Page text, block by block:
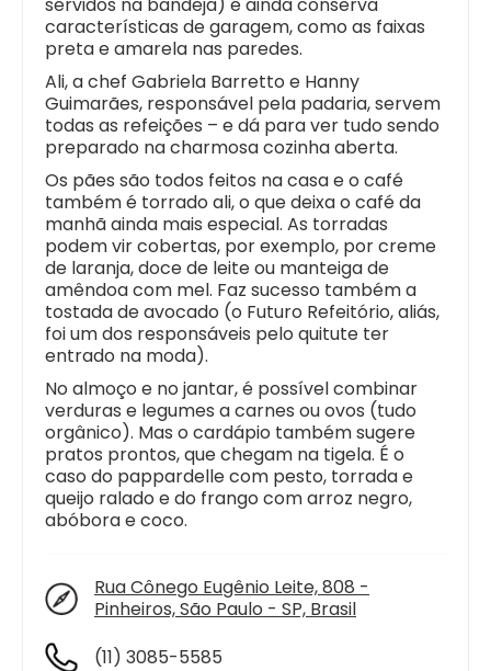
características de garagem, como as faixas
preta e amarela nas paredes.
Ali, a chef Gabriela Barretto e Hanny
Guimarães, responsável pela padaria, servem
todas as refeições – e dá para ver tudo sendo
preparado na charmosa cozinha aberta.
Os pães são todos feitos na casa e o café
também é torrado ali, o que deixa o café da
manhã ainda mais especial. As torradas
podem vir cobertas, por exemplo, por creme
de laranja, doce de leite ou manteiga de
amêndoa com mel. Faz sucesso também a
tostada de avocado (o Futuro Refeitório, aliás,
foi um dos responsáveis pelo quitute ter
entrado na moda).
No almoço e no jantar, é possível combinar
verduras e legumes a carnes ou ovos (tudo
orgânico). Mas o cardápio também sugere
pratos prontos, que chegam na tigela. É o
caso do pappardelle com pesto, torrada e
queijo ralado e do frango com arroz negro,
abóbora e coco.
Rua Cônego Eugênio Leite, 808 -
Pinheiros, São Paulo - SP, Brasil
(11) 3085-5585